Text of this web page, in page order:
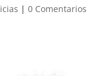
|0 Comentarios